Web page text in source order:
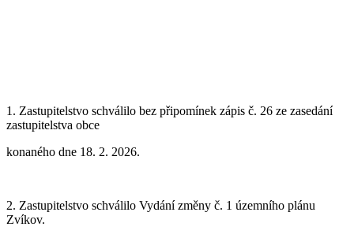
1. Zastupitelstvo schválilo bez připomínek zápis č. 26 ze zasedání
zastupitelstva obce
konaného dne 18. 2. 2026.
2. Zastupitelstvo schválilo Vydání změny č. 1 územního plánu
Zvíkov.